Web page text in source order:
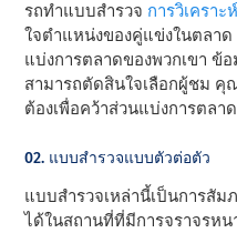
รถทําแบบสํารวจ การวิเคราะ
ใจตําแหน่งของคู่แข่งในตล
แบ่งการตลาดของพวกเขา ข้
สามารถตัดสินใจเลือกผู้ชม
ต้องเพื่อคว้าส่วนแบ่งการตลา
02. แบบสํารวจแบบตัวต่อตัว
แบบสํารวจเหล่านี้เป็นการสั
ได้ในสถานที่ที่มีการจราจรห